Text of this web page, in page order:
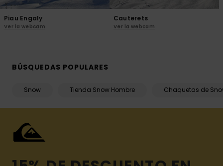
Piau Engaly
Ver la webcam
Cauterets
Ver la webcam
BÚSQUEDAS POPULARES
Snow Tienda Snow Hombre Chaquetas de